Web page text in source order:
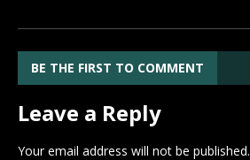
BE THE FIRST TO COMMENT
Leave a Reply
Your email address will not be published.